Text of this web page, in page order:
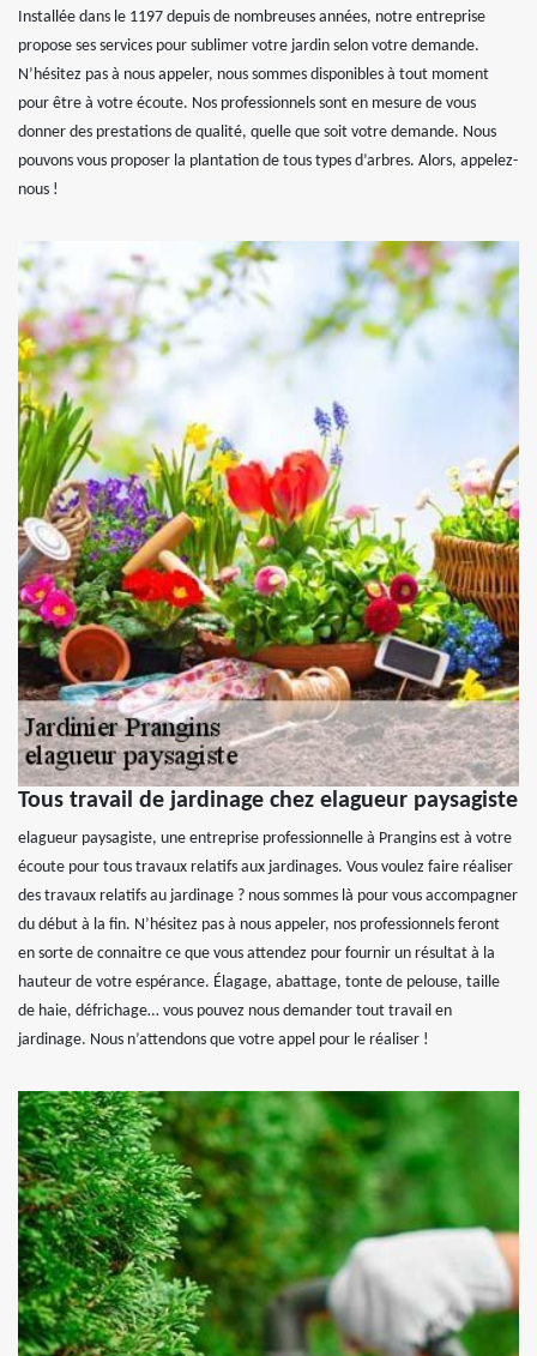
Installée dans le 1197 depuis de nombreuses années, notre entreprise
propose ses services pour sublimer votre jardin selon votre demande.
N’hésitez pas à nous appeler, nous sommes disponibles à tout moment
pour être à votre écoute. Nos professionnels sont en mesure de vous
donner des prestations de qualité, quelle que soit votre demande. Nous
pouvons vous proposer la plantation de tous types d’arbres. Alors, appelez-
nous !
Tous travail de jardinage chez elagueur paysagiste
elagueur paysagiste, une entreprise professionnelle à Prangins est à votre
écoute pour tous travaux relatifs aux jardinages. Vous voulez faire réaliser
des travaux relatifs au jardinage ? nous sommes là pour vous accompagner
du début à la fin. N’hésitez pas à nous appeler, nos professionnels feront
en sorte de connaitre ce que vous attendez pour fournir un résultat à la
hauteur de votre espérance. Élagage, abattage, tonte de pelouse, taille
de haie, défrichage… vous pouvez nous demander tout travail en
jardinage. Nous n’attendons que votre appel pour le réaliser !